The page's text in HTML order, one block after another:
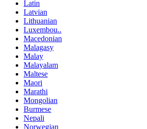
Latin
Latvian
Lithuanian
Luxembou..
Macedonian
Malagasy
Malay
Malayalam
Maltese
Maori
Marathi
Mongolian
Burmese
Nepali
Norwegian